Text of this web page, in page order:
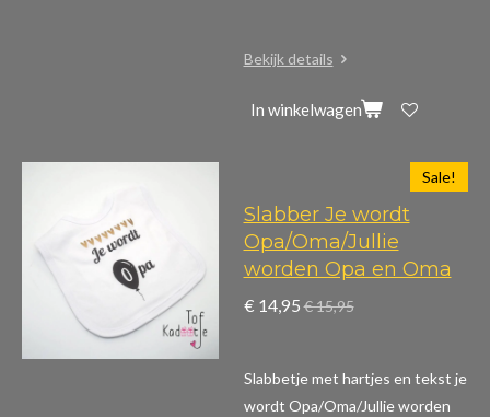
Bekijk details
In winkelwagen
Sale!
Slabber Je wordt
Opa/Oma/Jullie
worden Opa en Oma
€ 14,95 € 15,95
Slabbetje met hartjes en tekst je
wordt Opa/Oma/Jullie worden